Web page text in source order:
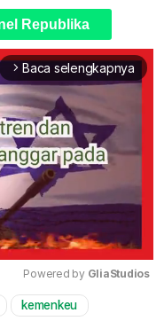
Republika
arrow_forward_ios Baca selengkapnya
Powered by GliaStudios
kemenkeu